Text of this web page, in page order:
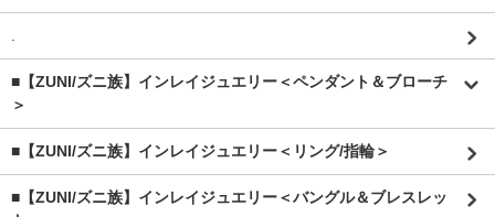
.
■【ZUNI/ズニ族】インレイジュエリー＜ペンダント＆ブローチ
＞
■【ZUNI/ズニ族】インレイジュエリー＜リング/指輪＞
■【ZUNI/ズニ族】インレイジュエリー＜バングル＆ブレスレッ